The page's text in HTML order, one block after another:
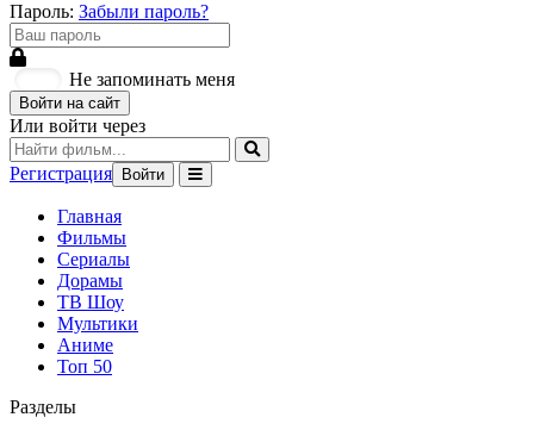
Пароль: Забыли пароль?
Не запоминать меня
Войти на сайт
Или войти через
Регистрация Войти
Главная
Фильмы
Сериалы
Дорамы
ТВ Шоу
Мультики
Аниме
Топ 50
Разделы